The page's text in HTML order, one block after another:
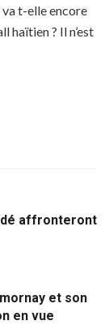
t-elle encore
haïtien ? Il n’est
affronteront
et son
en vue